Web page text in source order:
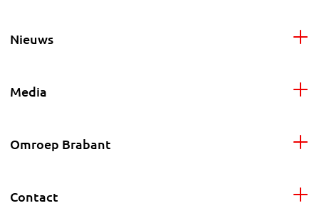
Nieuws
Media
Omroep Brabant
Contact